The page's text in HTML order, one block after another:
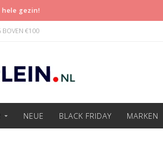
gezin!
BOVEN €100
NEUE BLACK FRIDAY MARKEN